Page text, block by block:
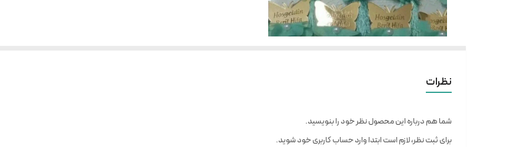
نظرات
شما هم درباره این محصول نظر خود را بنویسید.
برای ثبت نظر، لازم است ابتدا وارد حساب کاربری خود شوید.